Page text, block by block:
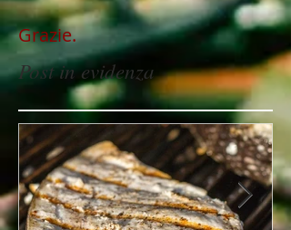
Grazie.
Post in evidenza